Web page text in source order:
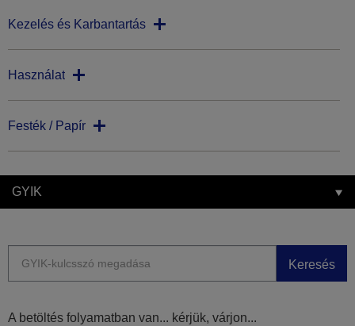
Kezelés és Karbantartás
Használat
Festék / Papír
GYIK
Keresés
A betöltés folyamatban van... kérjük, várjon...